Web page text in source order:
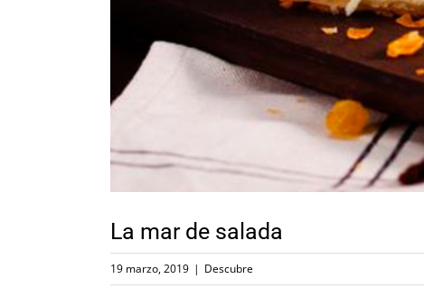
La mar de salada
19 marzo, 2019 | Descubre